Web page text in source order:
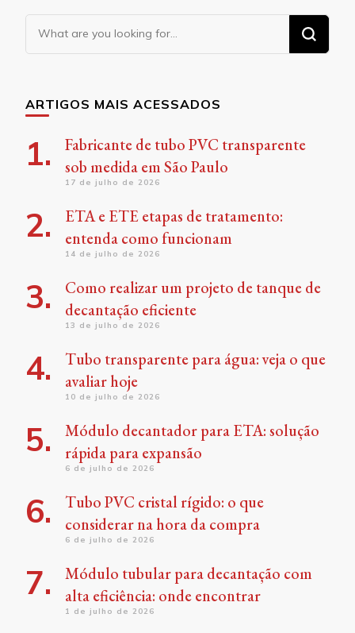
Looking
ARTIGOS MAIS ACESSADOS
Fabricante de tubo PVC transparente
sob medida em São Paulo
17 de julho de 2026
ETA e ETE etapas de tratamento:
entenda como funcionam
14 de julho de 2026
Como realizar um projeto de tanque de
decantação eficiente
13 de julho de 2026
Tubo transparente para água: veja o que
avaliar hoje
10 de julho de 2026
Módulo decantador para ETA: solução
rápida para expansão
6 de julho de 2026
Tubo PVC cristal rígido: o que
considerar na hora da compra
6 de julho de 2026
Módulo tubular para decantação com
alta eficiência: onde encontrar
1 de julho de 2026